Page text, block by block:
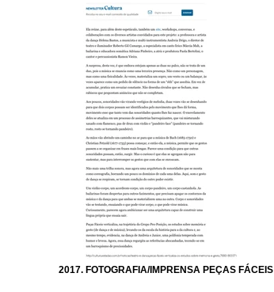
2017. FOTOGRAFIA/IMPRENSA PEÇAS FÁCEIS